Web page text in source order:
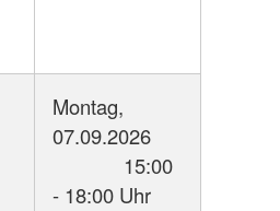
Montag,
07.09.2026
15:00
- 18:00 Uhr